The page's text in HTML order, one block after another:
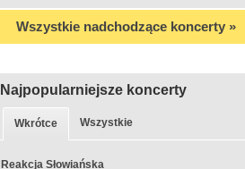
Wszystkie nadchodzące koncerty »
Najpopularniejsze koncerty
Wkrótce Wszystkie
Reakcja Słowiańska